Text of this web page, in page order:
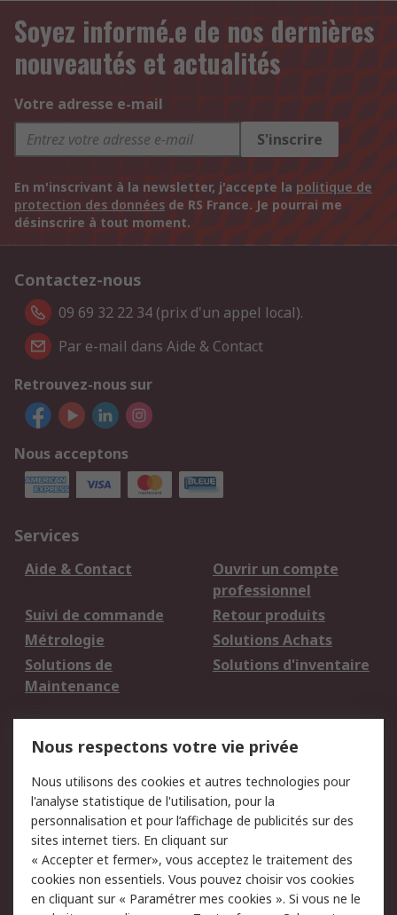
Soyez informé.e de nos dernières
nouveautés et actualités
Votre adresse e-mail
S'inscrire
En m'inscrivant à la newsletter, j'accepte la politique de
protection des données de RS France. Je pourrai me
désinscrire à tout moment.
Contactez-nous
09 69 32 22 34 (prix d'un appel local).
Par e-mail dans Aide & Contact
Retrouvez-nous sur
Nous acceptons
Services
Aide & Contact
Ouvrir un compte
professionnel
Suivi de commande
Retour produits
Métrologie
Solutions Achats
Solutions de
Maintenance
Solutions d'inventaire
du site
Politique de protection
des données - Mise à
jour
Sécurité des E-mails
Conditions générales
de vente
Politique anti-
corruption
Nous respectons votre vie privée
Nous utilisons des cookies et autres technologies pour
l'analyse statistique de l'utilisation, pour la
personnalisation et pour l’affichage de publicités sur des
sites internet tiers. En cliquant sur
« Accepter et fermer», vous acceptez le traitement des
cookies non essentiels. Vous pouvez choisir vos cookies
en cliquant sur « Paramétrer mes cookies ». Si vous ne le